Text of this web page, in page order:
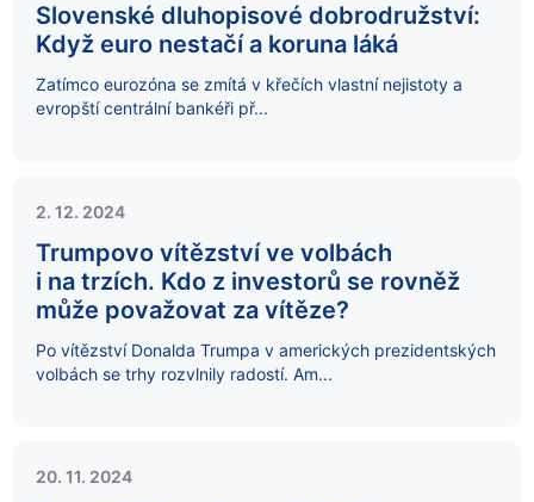
Slovenské dluhopisové dobrodružství:
Když euro nestačí a koruna láká
Zatímco eurozóna se zmítá v křečích vlastní nejistoty a
evropští centrální bankéři př...
2. 12. 2024
Trumpovo vítězství ve volbách
i na trzích. Kdo z investorů se rovněž
může považovat za vítěze?
Po vítězství Donalda Trumpa v amerických prezidentských
volbách se trhy rozvlnily radostí. Am...
20. 11. 2024